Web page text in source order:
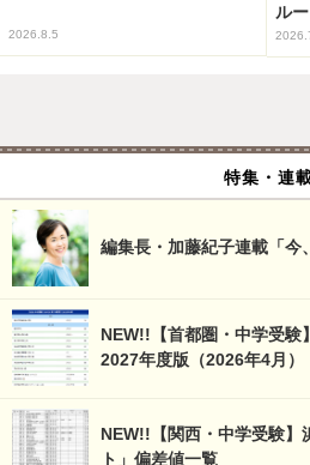
2026.8.5
ル
特集・連
編集長・加藤紀子連載「今
NEW!!【首都圏・中学受験
2027年度版（2026年4月）
NEW!!【関西・中学受験】
ト」偏差値一覧